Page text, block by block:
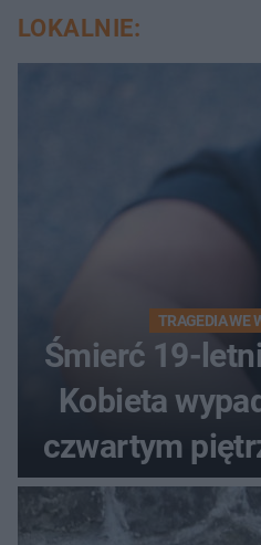
LOKALNIE:
TRAGEDIA WE
Śmierć 19-
Kobieta
czwartym
nagranie